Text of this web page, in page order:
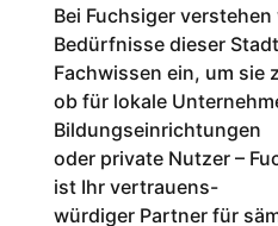
Bei Fuchsiger
Bedürfnisse dieser
Fachwissen ein, um sie
ob für lokale
Bildungseinrichtungen
oder private Nutzer –
ist Ihr vertrauens-
würdiger Partner für